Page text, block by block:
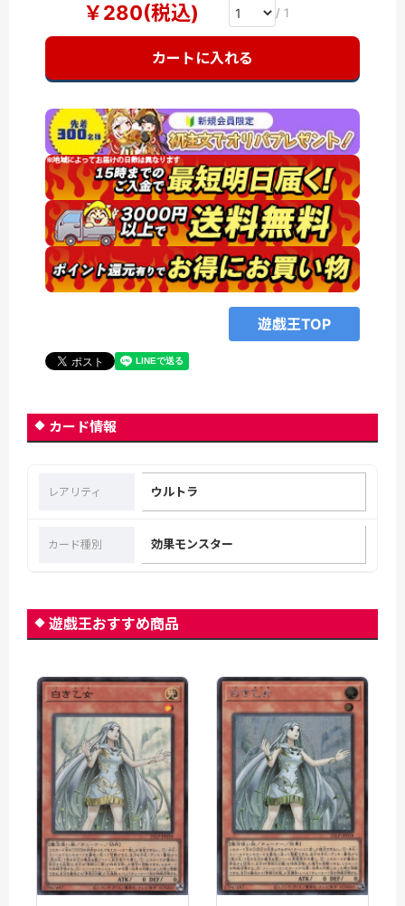
￥280(税込) / 1
カートに入れる
遊戯王TOP
カード情報
レアリティ ウルトラ
カード種別 効果モンスター
遊戯王おすすめ商品